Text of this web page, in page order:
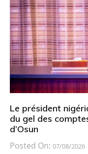
Le président
du gel des
d’Osun
Posted On: 07/08/2026